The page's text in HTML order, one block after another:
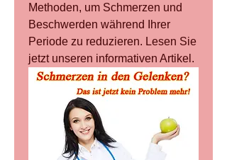
Methoden, um Schmerzen und
Beschwerden während Ihrer
Periode zu reduzieren. Lesen Sie
jetzt unseren informativen Artikel.